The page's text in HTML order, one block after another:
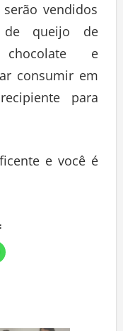
vendidos
queijo de
e
consumir em
para
e você é